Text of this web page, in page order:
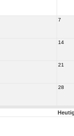
7
14
21
28